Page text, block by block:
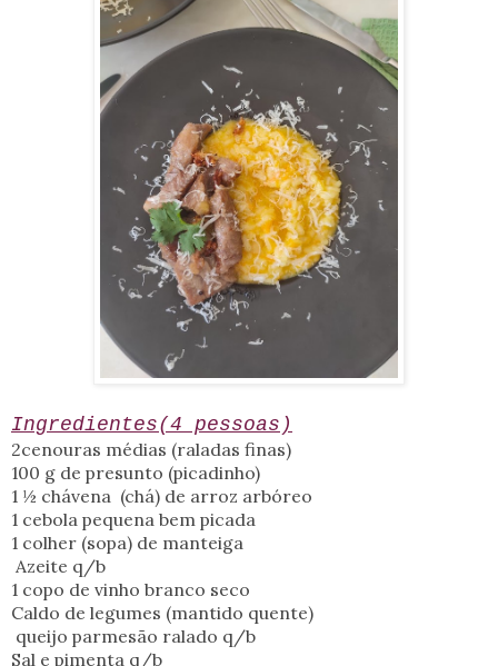
Ingredientes(4 pessoas)
2cenouras médias (raladas finas)
100 g de presunto (picadinho)
1 ½ chávena (chá) de arroz arbóreo
1 cebola pequena bem picada
1 colher (sopa) de manteiga
Azeite q/b
1 copo de vinho branco seco
Caldo de legumes (mantido quente)
queijo parmesão ralado q/b
Sal e pimenta q/b